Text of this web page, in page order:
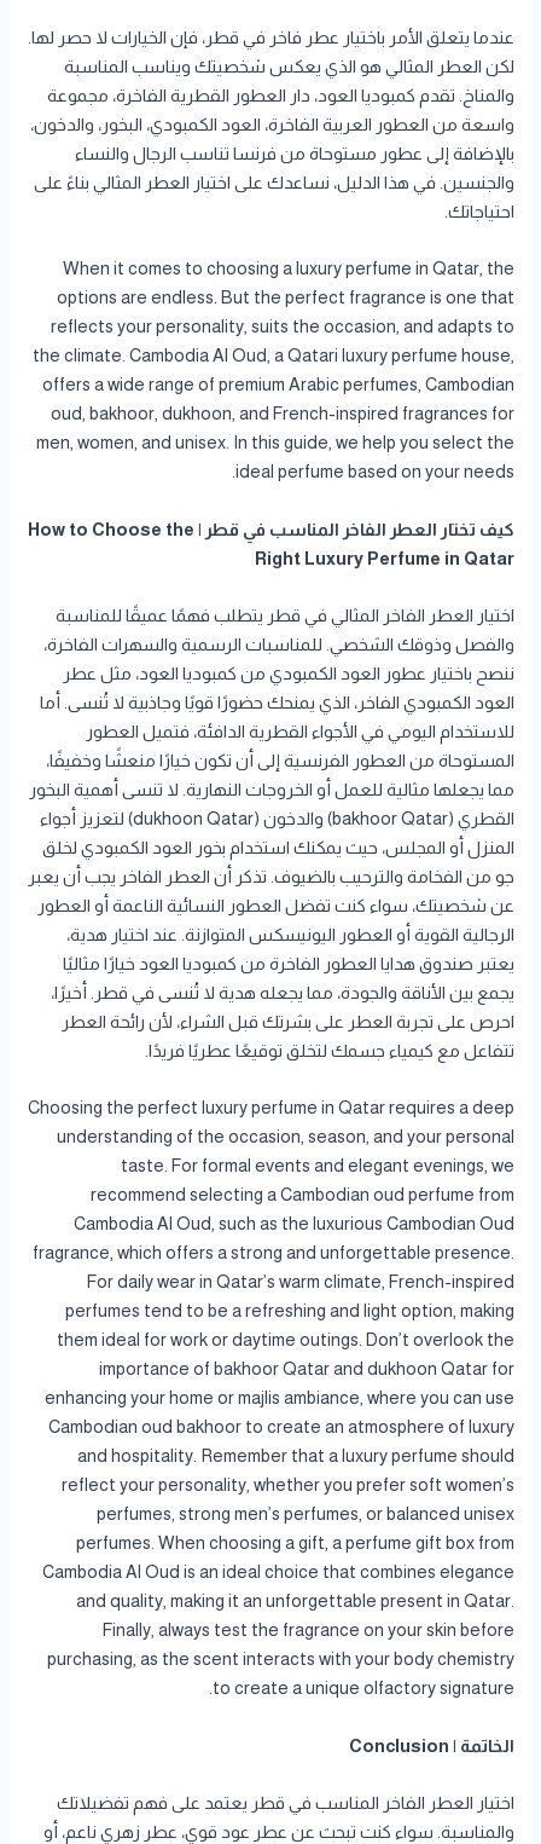
عندما يتعلق الأمر باختيار عطر فاخر في قطر، فإن الخيارات لا حصر لها.
لكن العطر المثالي هو الذي يعكس شخصيتك ويناسب المناسبة
والمناخ. تقدم كمبوديا العود، دار العطور القطرية الفاخرة، مجموعة
واسعة من العطور العربية الفاخرة، العود الكمبودي، البخور، والدخون،
بالإضافة إلى عطور مستوحاة من فرنسا تناسب الرجال والنساء
والجنسين. في هذا الدليل، نساعدك على اختيار العطر المثالي بناءً على
احتياجاتك.
When it comes to choosing a luxury perfume in Qatar, the
options are endless. But the perfect fragrance is one that
reflects your personality, suits the occasion, and adapts to
the climate. Cambodia Al Oud, a Qatari luxury perfume house,
offers a wide range of premium Arabic perfumes, Cambodian
oud, bakhoor, dukhoon, and French-inspired fragrances for
men, women, and unisex. In this guide, we help you select the
ideal perfume based on your needs.
كيف تختار العطر الفاخر المناسب في قطر | How to Choose the
Right Luxury Perfume in Qatar
اختيار العطر الفاخر المثالي في قطر يتطلب فهمًا عميقًا للمناسبة
والفصل وذوقك الشخصي. للمناسبات الرسمية والسهرات الفاخرة،
ننصح باختيار عطور العود الكمبودي من كمبوديا العود، مثل عطر
العود الكمبودي الفاخر، الذي يمنحك حضورًا قويًا وجاذبية لا تُنسى. أما
للاستخدام اليومي في الأجواء القطرية الدافئة، فتميل العطور
المستوحاة من العطور الفرنسية إلى أن تكون خيارًا منعشًا وخفيفًا،
مما يجعلها مثالية للعمل أو الخروجات النهارية. لا تنسى أهمية البخور
القطري (bakhoor Qatar) والدخون (dukhoon Qatar) لتعزيز أجواء
المنزل أو المجلس، حيث يمكنك استخدام بخور العود الكمبودي لخلق
جو من الفخامة والترحيب بالضيوف. تذكر أن العطر الفاخر يجب أن يعبر
عن شخصيتك، سواء كنت تفضل العطور النسائية الناعمة أو العطور
الرجالية القوية أو العطور اليونيسكس المتوازنة. عند اختيار هدية،
يعتبر صندوق هدايا العطور الفاخرة من كمبوديا العود خيارًا مثاليًا
يجمع بين الأناقة والجودة، مما يجعله هدية لا تُنسى في قطر. أخيرًا،
احرص على تجربة العطر على بشرتك قبل الشراء، لأن رائحة العطر
تتفاعل مع كيمياء جسمك لتخلق توقيعًا عطريًا فريدًا.
Choosing the perfect luxury perfume in Qatar requires a deep
understanding of the occasion, season, and your personal
taste. For formal events and elegant evenings, we
recommend selecting a Cambodian oud perfume from
Cambodia Al Oud, such as the luxurious Cambodian Oud
fragrance, which offers a strong and unforgettable presence.
For daily wear in Qatar’s warm climate, French-inspired
perfumes tend to be a refreshing and light option, making
them ideal for work or daytime outings. Don’t overlook the
importance of bakhoor Qatar and dukhoon Qatar for
enhancing your home or majlis ambiance, where you can use
Cambodian oud bakhoor to create an atmosphere of luxury
and hospitality. Remember that a luxury perfume should
reflect your personality, whether you prefer soft women’s
perfumes, strong men’s perfumes, or balanced unisex
perfumes. When choosing a gift, a perfume gift box from
Cambodia Al Oud is an ideal choice that combines elegance
and quality, making it an unforgettable present in Qatar.
Finally, always test the fragrance on your skin before
purchasing, as the scent interacts with your body chemistry
to create a unique olfactory signature.
الخاتمة | Conclusion
اختيار العطر الفاخر المناسب في قطر يعتمد على فهم تفضيلاتك
والمناسبة. سواء كنت تبحث عن عطر عود قوي، عطر زهري ناعم، أو